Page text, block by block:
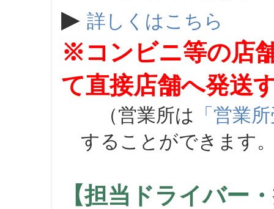
▶ 詳しくはこちら
※コンビニ等の店
て直接店舗へ発送
（営業所は 「営業
することができます
【担当ドライバー